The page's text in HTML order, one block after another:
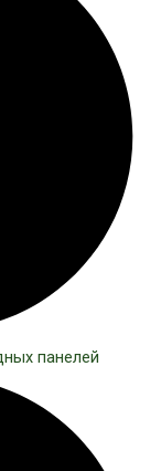
панелей